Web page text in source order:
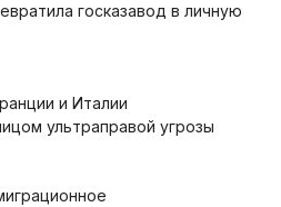
госказавод в личную
и Италии
ультраправой угрозы